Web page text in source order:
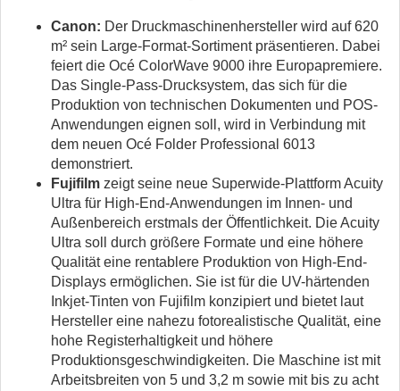
Canon: Der Druckmaschinenhersteller wird auf 620
m² sein Large-Format-Sortiment präsentieren. Dabei
feiert die Océ ColorWave 9000 ihre Europapremiere.
Das Single-Pass-Drucksystem, das sich für die
Produktion von technischen Dokumenten und POS-
Anwendungen eignen soll, wird in Verbindung mit
dem neuen Océ Folder Professional 6013
demonstriert.
Fujifilm zeigt seine neue Superwide-Plattform Acuity
Ultra für High-End-Anwendungen im Innen- und
Außenbereich erstmals der Öffentlichkeit. Die Acuity
Ultra soll durch größere Formate und eine höhere
Qualität eine rentablere Produktion von High-End-
Displays ermöglichen. Sie ist für die UV-härtenden
Inkjet-Tinten von Fujifilm konzipiert und bietet laut
Hersteller eine nahezu fotorealistische Qualität, eine
hohe Registerhaltigkeit und höhere
Produktionsgeschwindigkeiten. Die Maschine ist mit
Arbeitsbreiten von 5 und 3,2 m sowie mit bis zu acht